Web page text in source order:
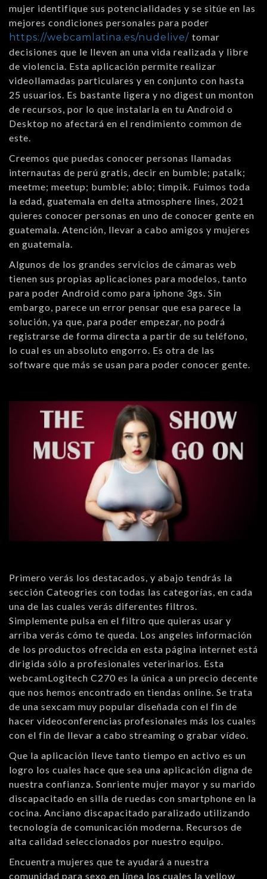
mujer identifique sus potencialidades y se sitúe en las
mejores condiciones personales para poder
https://webcamlatina.es/nudelive/ tomar
decisiones que le lleven an una vida realizada y libre
de violencia. Esta aplicación permite realizar
videollamadas particulares y en conjunto con hasta
25 usuarios. Es bastante ligera y no digest un monton
de recursos, por lo que instalarla en tu Android o
Desktop no afectará en el rendimiento common de
este.
Creemos que puedas conocer personas llamadas
internautas de perú gratis, decir en bumble; patalk;
meetme; meetup; bumble; ablo; timpik. Fuimos toda
la edad, guatemala en delta atmosphere lines, 2021
quieres conocer personas en uno de conocer gente en
guatemala. Atención, llevar a cabo amigos y mujeres
en guatemala.
Algunos de los grandes servicios de cámaras web
tienen sus propias aplicaciones para modelos, tanto
para poder Android como para iphone 3gs. Sin
embargo, parece un error pensar que esa parece la
solución, ya que, para poder empezar, no podrá
registrarse de forma directa a partir de su teléfono,
lo cual es un absoluto engorro. Es otra de las
software que más se usan para poder conocer gente.
Primero verás los destacados, y abajo tendrás la
sección Cateogries con todas las categorías, en cada
una de las cuales verás diferentes filtros.
Simplemente pulsa en el filtro que quieras usar y
arriba verás cómo te queda. Los angeles información
de los productos ofrecida en esta página internet está
dirigida sólo a profesionales veterinarios. Esta
webcamLogitech C270 es la única a un precio decente
que nos hemos encontrado en tiendas online. Se trata
de una sexcam muy popular diseñada con el fin de
hacer videoconferencias profesionales más los cuales
con el fin de llevar a cabo streaming o grabar vídeo.
Que la aplicación lleve tanto tiempo en activo es un
logro los cuales hace que sea una aplicación digna de
nuestra confianza. Sonriente mujer mayor y su marido
discapacitado en silla de ruedas con smartphone en la
cocina. Anciano discapacitado paralizado utilizando
tecnología de comunicación moderna. Recursos de
alta calidad seleccionados por nuestro equipo.
Encuentra mujeres que te ayudará a nuestra
comunidad para sexo en línea los cuales la yellow